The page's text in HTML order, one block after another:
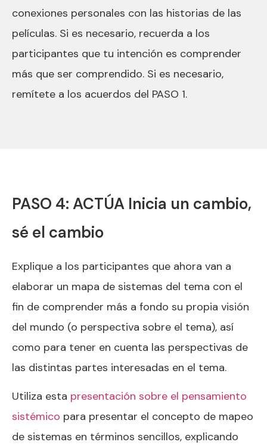
conexiones personales con las historias de las
películas. Si es necesario, recuerda a los
participantes que tu intención es comprender
más que ser comprendido. Si es necesario,
remítete a los acuerdos del PASO 1.
PASO 4: ACTÚA Inicia un cambio,
sé el cambio
Explique a los participantes que ahora van a
elaborar un mapa de sistemas del tema con el
fin de comprender más a fondo su propia visión
del mundo (o perspectiva sobre el tema), así
como para tener en cuenta las perspectivas de
las distintas partes interesadas en el tema.
Utiliza esta presentación sobre el pensamiento
sistémico para presentar el concepto de mapeo
de sistemas en términos sencillos, explicando